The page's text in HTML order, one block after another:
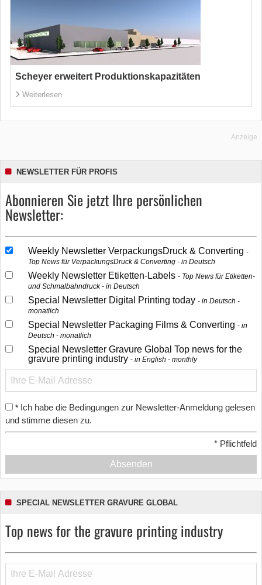
Scheyer erweitert Produktionskapazitäten
Weiterlesen
Anzeige
NEWSLETTER FÜR PROFIS
Abonnieren Sie jetzt Ihre persönlichen
Newsletter:
Weekly Newsletter VerpackungsDruck & Converting
Top News für VerpackungsDruck & Converting - in Deutsch
Weekly Newsletter Etiketten-Labels
Top News für Etiketten-
und Schmalbahndruck - in Deutsch
Special Newsletter Digital Printing today
in Deutsch -
monatlich
Special Newsletter Packaging Films & Converting
in
Deutsch - monatlich
Special Newsletter Gravure Global Top news for the
gravure printing industry
in English - monthly
* Ich habe die Bedingungen zur Newsletter-Anmeldung gelesen
und stimme diesen zu.
* Pflichtfeld
Absenden
SPECIAL NEWSLETTER GRAVURE GLOBAL
Top news for the gravure printing industry